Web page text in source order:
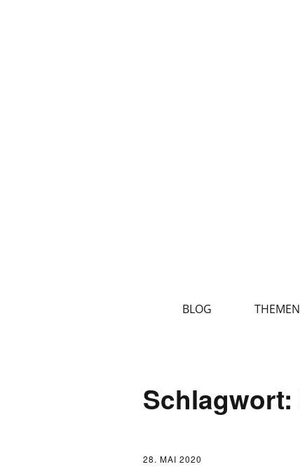
BLOG THEMEN
Schlagwort:
28. MAI 2020